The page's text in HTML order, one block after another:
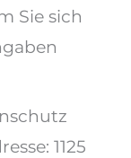
Sie sich
1125